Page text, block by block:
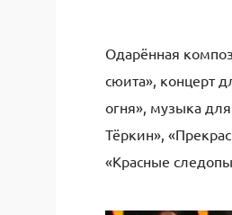
Одарённая
сюита», концерт
огня», музыка
Тёркин»,
«Красные